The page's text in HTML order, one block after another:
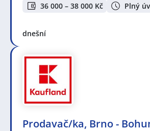
36 000 – 38 000 Kč Plný
dnešní
Prodavač/ka, Brno -